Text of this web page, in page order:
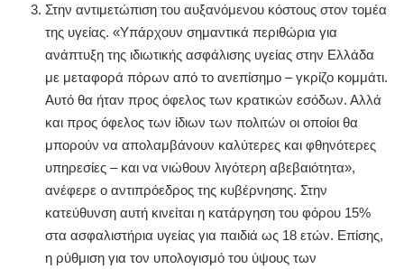
Στην αντιμετώπιση του αυξανόμενου κόστους στον τομέα
της υγείας. «Υπάρχουν σημαντικά περιθώρια για
ανάπτυξη της ιδιωτικής ασφάλισης υγείας στην Ελλάδα
με μεταφορά πόρων από το ανεπίσημο – γκρίζο κομμάτι.
Αυτό θα ήταν προς όφελος των κρατικών εσόδων. Αλλά
και προς όφελος των ίδιων των πολιτών οι οποίοι θα
μπορούν να απολαμβάνουν καλύτερες και φθηνότερες
υπηρεσίες – και να νιώθουν λιγότερη αβεβαιότητα»,
ανέφερε ο αντιπρόεδρος της κυβέρνησης. Στην
κατεύθυνση αυτή κινείται η κατάργηση του φόρου 15%
στα ασφαλιστήρια υγείας για παιδιά ως 18 ετών. Επίσης,
η ρύθμιση για τον υπολογισμό του ύψους των